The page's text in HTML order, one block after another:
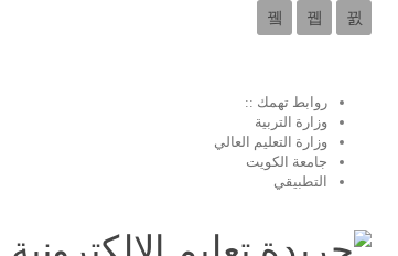
روابط تهمك ::
وزارة التربية
وزارة التعليم العالي
جامعة الكويت
التطبيقي